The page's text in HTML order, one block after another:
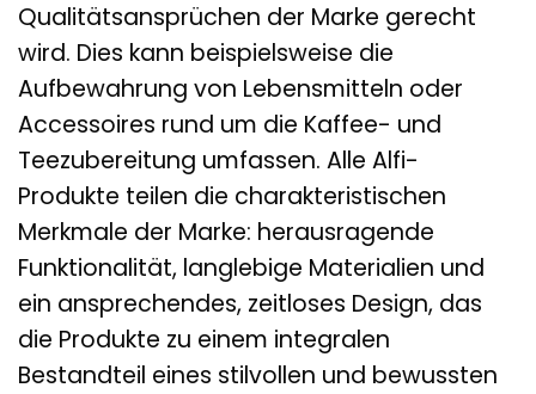
Qualitätsansprüchen der Marke gerecht
wird. Dies kann beispielsweise die
Aufbewahrung von Lebensmitteln oder
Accessoires rund um die Kaffee- und
Teezubereitung umfassen. Alle Alfi-
Produkte teilen die charakteristischen
Merkmale der Marke: herausragende
Funktionalität, langlebige Materialien und
ein ansprechendes, zeitloses Design, das
die Produkte zu einem integralen
Bestandteil eines stilvollen und bewussten